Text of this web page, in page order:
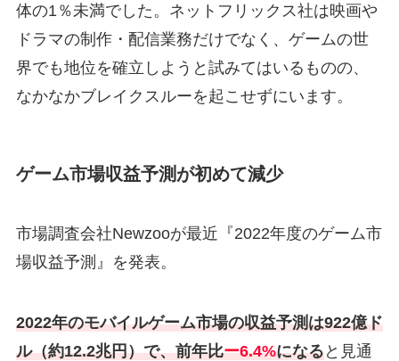
体の1％未満でした。ネットフリックス社は映画や
ドラマの制作・配信業務だけでなく、ゲームの世
界でも地位を確立しようと試みてはいるものの、
なかなかブレイクスルーを起こせずにいます。
ゲーム市場収益予測が初めて減少
市場調査会社Newzooが最近『2022年度のゲーム市
場収益予測』を発表。
2022年のモバイルゲーム市場の収益予測は922億ド
ル（約12.2兆円）で、前年比ー6.4%になると見通